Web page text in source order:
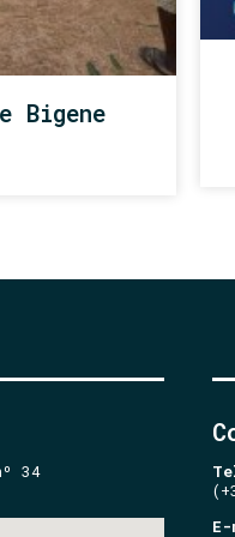
Bigene
34